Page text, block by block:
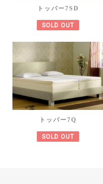
トッパー7SD
SOLD OUT
トッパー7Q
SOLD OUT